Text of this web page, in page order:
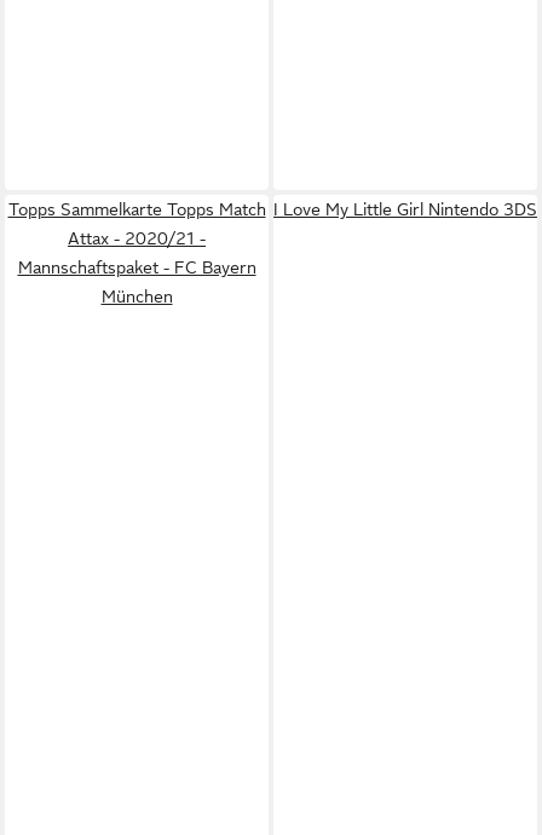
Topps Sammelkarte Topps Match
Attax - 2020/21 -
Mannschaftspaket - FC Bayern
München
I Love My Little Girl Nintendo 3DS